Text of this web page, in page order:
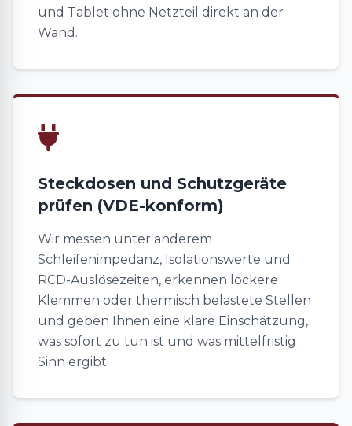
und Tablet ohne Netzteil direkt an der
Wand.
Steckdosen und Schutzgeräte
prüfen (VDE-konform)
Wir messen unter anderem
Schleifenimpedanz, Isolationswerte und
RCD-Auslösezeiten, erkennen lockere
Klemmen oder thermisch belastete Stellen
und geben Ihnen eine klare Einschätzung,
was sofort zu tun ist und was mittelfristig
Sinn ergibt.